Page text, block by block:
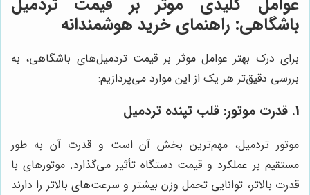
باشگاهی: راهنمای خرید هوشمندانه
برای درک بهتر عوامل موثر بر قیمت تردمیل‌های باشگاهی، به
بررسی دقیق‌تر هر یک از این موارد می‌پردازیم:
1. قدرت موتور: قلب تپنده تردمیل
موتور تردمیل، مهم‌ترین بخش آن است و قدرت آن به طور
مستقیم بر عملکرد و قیمت دستگاه تأثیر می‌گذارد. موتورهای با
قدرت بالاتر، توانایی تحمل وزن بیشتر و سرعت‌های بالاتر را دارند